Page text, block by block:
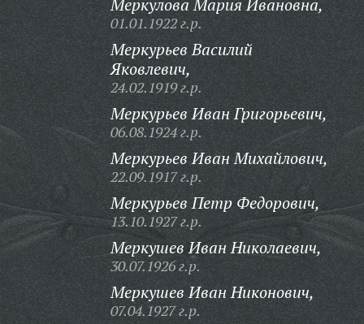
Меркулова Мария Ивановна,
01.01.1922 г.р.
Меркурьев Василий
Яковлевич,
24.02.1919 г.р.
Меркурьев Иван Григорьевич,
06.08.1924 г.р.
Меркурьев Иван Михайлович,
22.09.1917 г.р.
Меркурьев Петр Федорович,
13.10.1927 г.р.
Меркушев Иван Николаевич,
30.07.1926 г.р.
Меркушев Иван Никонович,
07.04.1927 г.р.